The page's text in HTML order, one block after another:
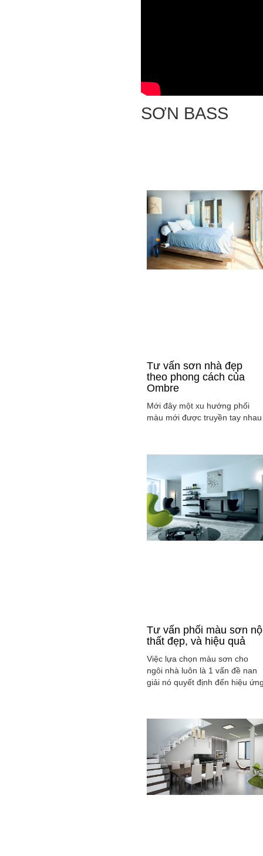
SƠN BASS
Tư vấn sơn nhà đẹp
theo phong cách của
Ombre
Mới đây một xu hướng phối
màu mới được truyền tay nhau
Ombre, cách phối màu sắc tinh
tế sao cho màu sắc chuyển
từ tông nhạt sang đậm, từ
sang tối hay ngược lại. Cùng
tìm hiểu phong các này qua
việc ...
Tư vấn phối màu sơn
thất đẹp, và hiệu quả
Việc lựa chọn màu sơn cho
ngôi nhà luôn là 1 vấn đề nan
giải nó quyết định đến hiệu
của gia đình bạn.